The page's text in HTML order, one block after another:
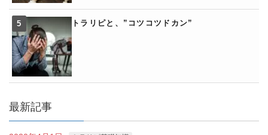
トラリピと、”コツコツドカン”
最新記事